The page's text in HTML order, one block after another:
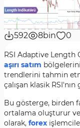
592 8bin 0
RSI Adaptive Length
aşırı satım
trendlerini tahmin
çalışan klasik
Bu gösterge, birden
ortalama oluşturur
olarak, forex